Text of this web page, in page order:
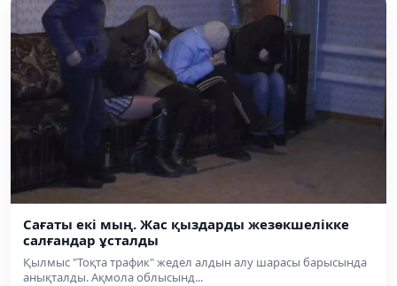
Сағаты екі мың. Жас қыздарды жезөкшелікке
салғандар ұсталды
Қылмыс "Тоқта трафик" жедел алдын алу шарасы барысында
анықталды. Ақмола облысынд...